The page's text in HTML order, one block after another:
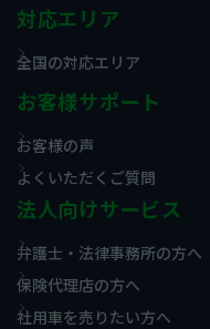
対応エリア
全国の対応エリア
お客様サポート
お客様の声
よくいただくご質問
法人向けサービス
弁護士・法律事務所の方へ
保険代理店の方へ
社用車を売りたい方へ